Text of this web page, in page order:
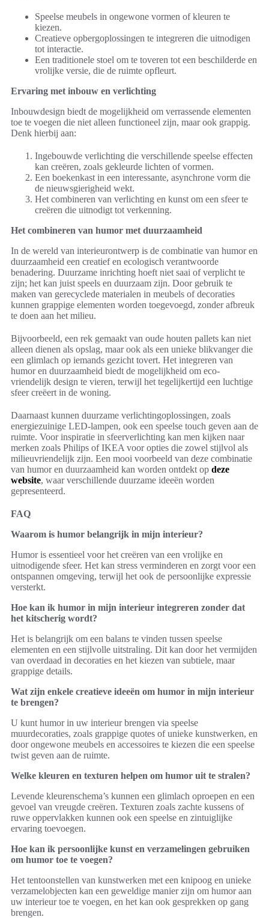
Speelse meubels in ongewone vormen of kleuren te
kiezen.
Creatieve opbergoplossingen te integreren die uitnodigen
tot interactie.
Een traditionele stoel om te toveren tot een beschilderde en
vrolijke versie, die de ruimte opfleurt.
Ervaring met inbouw en verlichting
Inbouwdesign biedt de mogelijkheid om verrassende elementen
toe te voegen die niet alleen functioneel zijn, maar ook grappig.
Denk hierbij aan:
Ingebouwde verlichting die verschillende speelse effecten
kan creëren, zoals gekleurde lichten of vormen.
Een boekenkast in een interessante, asynchrone vorm die
de nieuwsgierigheid wekt.
Het combineren van verlichting en kunst om een sfeer te
creëren die uitnodigt tot verkenning.
Het combineren van humor met duurzaamheid
In de wereld van interieurontwerp is de combinatie van humor en
duurzaamheid een creatief en ecologisch verantwoorde
benadering. Duurzame inrichting hoeft niet saai of verplicht te
zijn; het kan juist speels en duurzaam zijn. Door gebruik te
maken van gerecyclede materialen in meubels of decoraties
kunnen grappige elementen worden toegevoegd, zonder afbreuk
te doen aan het milieu.
Bijvoorbeeld, een rek gemaakt van oude houten pallets kan niet
alleen dienen als opslag, maar ook als een unieke blikvanger die
een glimlach op iemands gezicht tovert. Het integreren van
humor en duurzaamheid biedt de mogelijkheid om eco-
vriendelijk design te vieren, terwijl het tegelijkertijd een luchtige
sfeer creëert in de woning.
Daarnaast kunnen duurzame verlichtingoplossingen, zoals
energiezuinige LED-lampen, ook een speelse touch geven aan de
ruimte. Voor inspiratie in sfeerverlichting kan men kijken naar
merken zoals Philips of IKEA voor opties die zowel stijlvol als
milieuvriendelijk zijn. Een mooi voorbeeld van deze combinatie
van humor en duurzaamheid kan worden ontdekt op deze
website, waar verschillende duurzame ideeën worden
gepresenteerd.
FAQ
Waarom is humor belangrijk in mijn interieur?
Humor is essentieel voor het creëren van een vrolijke en
uitnodigende sfeer. Het kan stress verminderen en zorgt voor een
ontspannen omgeving, terwijl het ook de persoonlijke expressie
versterkt.
Hoe kan ik humor in mijn interieur integreren zonder dat
het kitscherig wordt?
Het is belangrijk om een balans te vinden tussen speelse
elementen en een stijlvolle uitstraling. Dit kan door het vermijden
van overdaad in decoraties en het kiezen van subtiele, maar
grappige details.
Wat zijn enkele creatieve ideeën om humor in mijn interieur
te brengen?
U kunt humor in uw interieur brengen via speelse
muurdecoraties, zoals grappige quotes of unieke kunstwerken, en
door ongewone meubels en accessoires te kiezen die een speelse
twist geven aan de ruimte.
Welke kleuren en texturen helpen om humor uit te stralen?
Levende kleurenschema’s kunnen een glimlach oproepen en een
gevoel van vreugde creëren. Texturen zoals zachte kussens of
ruwe oppervlakken kunnen ook een speelse en zintuiglijke
ervaring toevoegen.
Hoe kan ik persoonlijke kunst en verzamelingen gebruiken
om humor toe te voegen?
Het tentoonstellen van kunstwerken met een knipoog en unieke
verzamelobjecten kan een geweldige manier zijn om humor aan
uw interieur toe te voegen, en het kan ook gesprekken op gang
brengen.